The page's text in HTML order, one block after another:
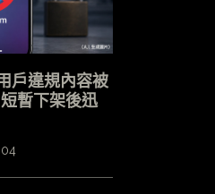
戶違規內容被
暫下架後迅